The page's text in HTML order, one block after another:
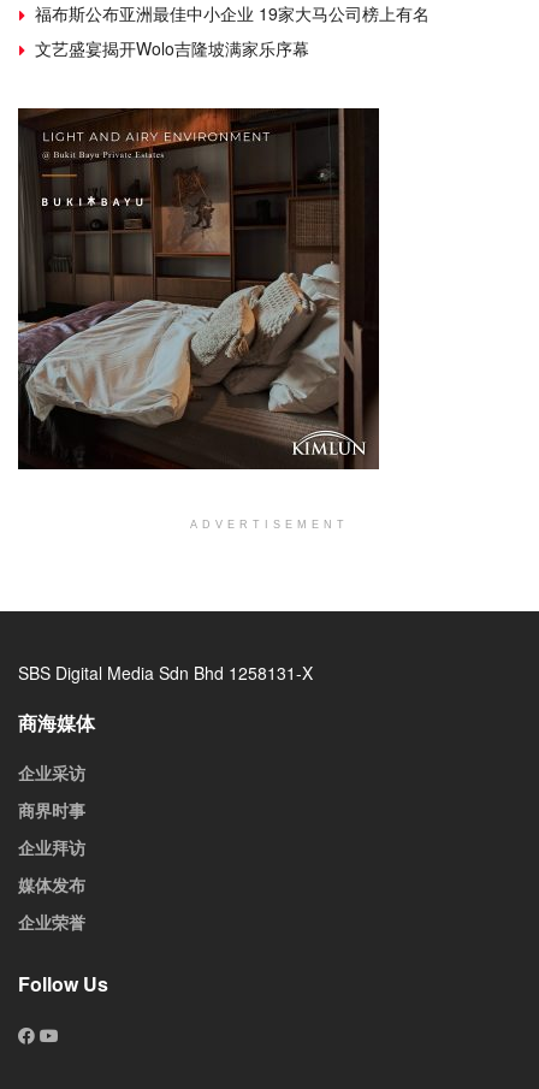
福布斯公布亚洲最佳中小企业 19家大马公司榜上有名
文艺盛宴揭开Wolo吉隆坡满家乐序幕
ADVERTISEMENT
SBS Digital Media Sdn Bhd 1258131-X
商海媒体
企业采访
商界时事
企业拜访
媒体发布
企业荣誉
Follow Us